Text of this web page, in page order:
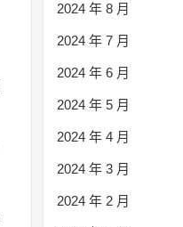
2024 年 8 月
2024 年 7 月
2024 年 6 月
2024 年 5 月
2024 年 4 月
2024 年 3 月
2024 年 2 月